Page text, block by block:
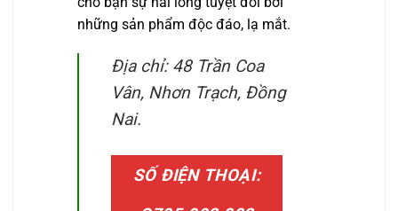
những sản phẩm độc đáo, lạ mắt.
Địa chỉ: 48 Trần Coa
Vân, Nhơn Trạch, Đồng
Nai.
SỐ ĐIỆN THOẠI: